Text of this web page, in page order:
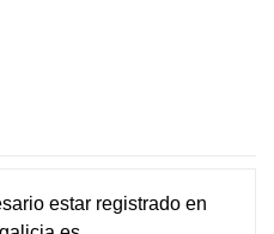
estar registradoen